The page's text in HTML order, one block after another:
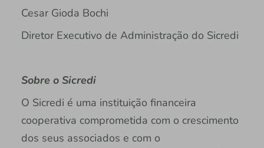
Cesar Gioda Bochi
Diretor Executivo de Administração do Sicredi
Sobre o Sicredi
O Sicredi é uma instituição financeira
cooperativa comprometida com o crescimento
dos seus associados e com o